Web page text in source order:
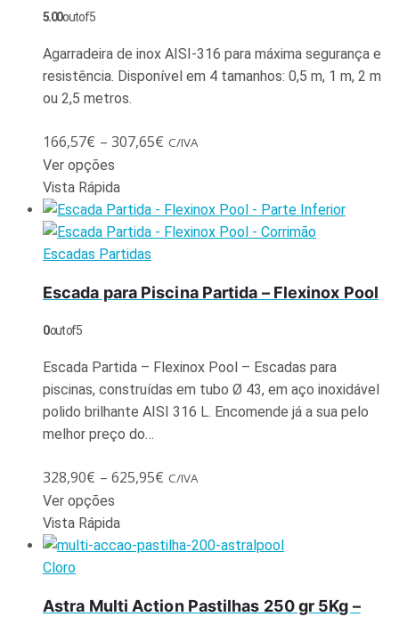
5.00out of 5
Agarradeira de inox AISI-316 para máxima segurança e
resistência. Disponível em 4 tamanhos: 0,5 m, 1 m, 2 m
ou 2,5 metros.
166,57€ – 307,65€ C/IVA
Ver opções
Vista Rápida
Escadas Partidas
Escada para Piscina Partida – Flexinox Pool
0out of 5
Escada Partida – Flexinox Pool – Escadas para
piscinas, construídas em tubo Ø 43, em aço inoxidável
polido brilhante AISI 316 L. Encomende já a sua pelo
melhor preço do…
328,90€ – 625,95€ C/IVA
Ver opções
Vista Rápida
Cloro
Astra Multi Action Pastilhas 250 gr 5Kg –